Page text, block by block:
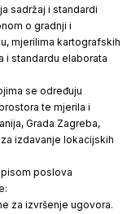
sadržaj i standardi
o gradnji i
mjerilima kartografskih
i standardu elaborata
se određuju
te mjerila i
Grada Zagreba,
izdavanje lokacijskih
poslova
za izvršenje ugovora.